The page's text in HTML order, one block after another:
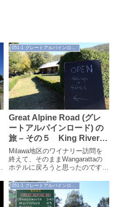
Great Alpine Road (グレ
ートアルパインロード) の
旅 – その５ King River
Estate Wines
Milawa地区のワイナリー訪問を
終えて、そのままWangarattaの
ホテルに戻ろうと思ったのです
方5時までまだ少し時間があっ
た...
051-1 グレートアルパインロード（'16.3）